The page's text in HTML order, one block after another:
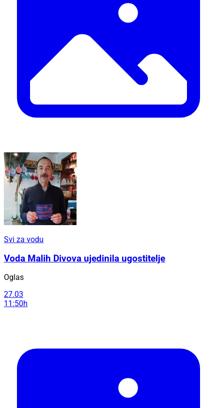
Svi za vodu
Voda Malih Divova ujedinila ugostitelje
Oglas
27.03
11:50h